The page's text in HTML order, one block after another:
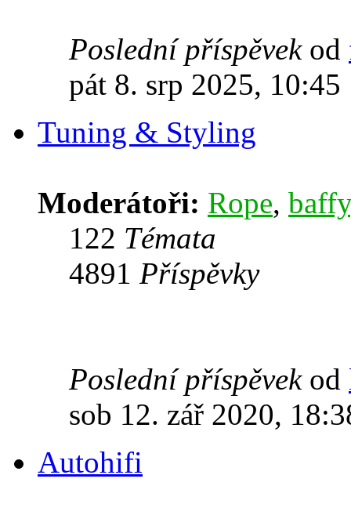
Poslední příspěvekod
pát 8. srp 2025, 10:45
Tuning & Styling
Moderátoři: Rope, baffy
122 Témata
4891 Příspěvky
Poslední příspěvekod
sob 12. zář 2020,
Autohifi